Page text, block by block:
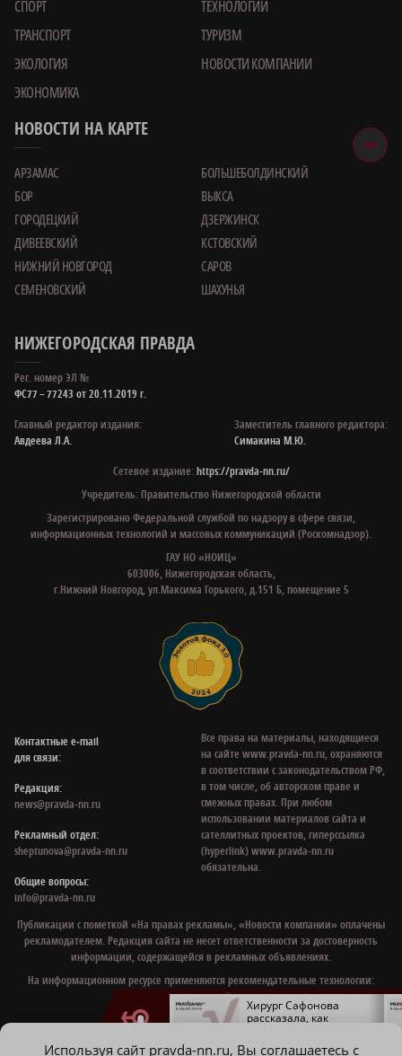
СПОРТ
ТЕХНОЛОГИИ
ТРАНСПОРТ
ТУРИЗМ
ЭКОЛОГИЯ
НОВОСТИ КОМПАНИИ
ЭКОНОМИКА
НОВОСТИ НА КАРТЕ
АРЗАМАС
БОЛЬШЕБОЛДИНСКИЙ
БОР
ВЫКСА
ГОРОДЕЦКИЙ
ДЗЕРЖИНСК
ДИВЕЕВСКИЙ
КСТОВСКИЙ
НИЖНИЙ НОВГОРОД
САРОВ
СЕМЕНОВСКИЙ
ШАХУНЬЯ
НИЖЕГОРОДСКАЯ ПРАВДА
Рег. номер ЭЛ №
ФС77 – 77243 от 20.11.2019 г.
Главный редактор издания:
Авдеева Л.А.
Заместитель главного редактора:
Симакина М.Ю.
Сетевое издание:https://pravda-nn.ru/
Учредитель: Правительство Нижегородской области
Зарегистрировано Федеральной службой по надзору в сфере связи,
информационных технологий и массовых коммуникаций (Роскомнадзор).
ГАУ НО «НОИЦ»
603006, Нижегородская область,
г.Нижний Новгород, ул.Максима Горького, д.151 Б, помещение 5
Контактные e‑mail
для связи:
Редакция:
news@pravda-nn.ru
Рекламный отдел:
sheptunova@pravda-nn.ru
Общие вопросы:
info@pravda-nn.ru
Все права на материалы, находящиеся
на сайте www.pravda-nn.ru, охраняются
в соответствии с законодательством РФ,
в том числе, об авторском праве и
смежных правах. При любом
использовании материалов сайта и
сателлитных проектов, гиперссылка
(hyperlink) www.pravda-nn.ru
обязательна.
Публикации с пометкой «На правах рекламы», «Новости компании» оплачены
рекламодателем. Редакция сайта не несет ответственности за достоверность
информации, содержащейся в рекламных объявлениях.
На информационном ресурсе применяются рекомендательные технологии:
mirtesen,smi2.
Нижегородец получил
разрыв диафрагмы
Хирург Сафонова
рассказала, как
Используя сайт pravda-nn.ru, Вы соглашаетесь с